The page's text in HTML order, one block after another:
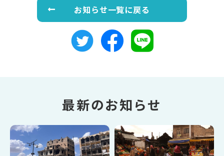
お知らせ一覧に戻る
最新のお知らせ